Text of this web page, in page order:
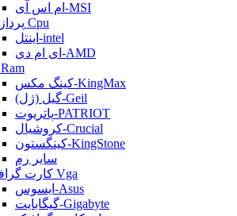
ام اس آی-MSI
پردازنده Cpu
اینتل-intel
ای ام دی-AMD
رم Ram
کینگ مکس-KingMax
گیل (ژل)-Geil
پاتریوت-PATRIOT
کروشیال-Crucial
کینگستون-KingStone
سایر رم
کارت گرافیک Vga
ایسوس-Asus
گیگابایت-Gigabyte